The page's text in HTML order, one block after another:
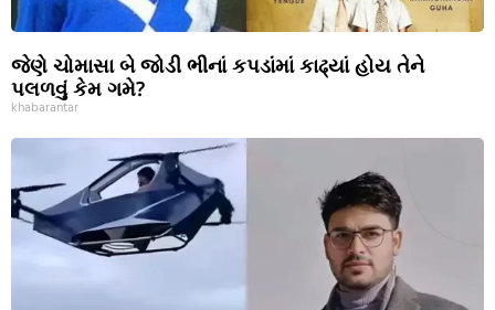
જેણે ચોમાસા બે જોડી ભીનાં કપડાંમાં કાઢ્યાં હોય તેને
પલળવું કેમ ગમે?
khabarantar